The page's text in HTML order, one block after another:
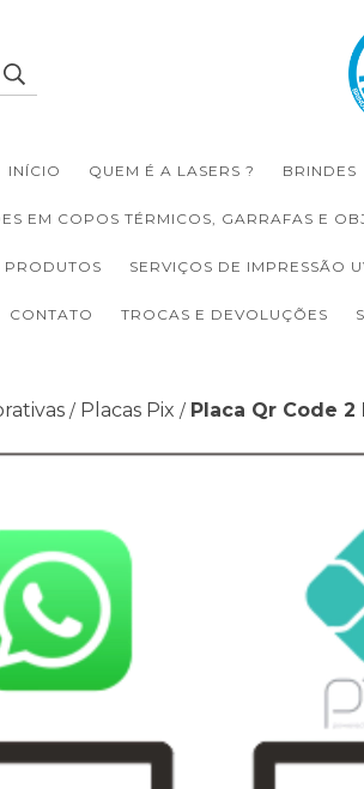
INÍCIO QUEM É A LASERS ? BRINDES
EM COPOS TÉRMICOS, GARRAFAS E
SERVIÇOS DE IMPRESSÃO
CONTATO TROCAS E DEVOLUÇÕES
/ Placas Pix / Placa Qr Code